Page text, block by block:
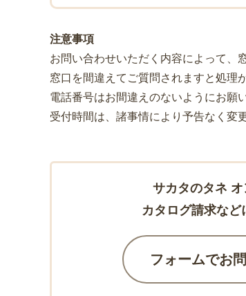
注意事項
お問い合わせいただく内容によって、
窓口を間違えてご質問されますと処理
電話番号はお間違えのないようにお願
受付時間は、諸事情により予告なく変
サカタのタネ オ
カタログ請求な
フォームでお